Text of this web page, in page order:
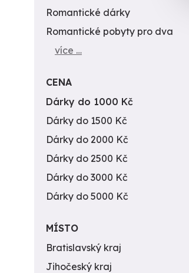
Romantické dárky
Romantické pobyty pro dva
více …
CENA
Dárky do 1000 Kč
Dárky do 1500 Kč
Dárky do 2000 Kč
Dárky do 2500 Kč
Dárky do 3000 Kč
Dárky do 5000 Kč
MÍSTO
Bratislavský kraj
Jihočeský kraj